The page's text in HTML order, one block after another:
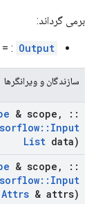
برمی گرداند:
Output
: =
سازندگان و ویرانگرها
& scope ,
::
:: Input
List data)
& scope ,
::
:: Input
Attrs & attrs)